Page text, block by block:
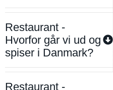
Restaurant -
Hvorfor går vi ud og
spiser i Danmark?
Restaurant -